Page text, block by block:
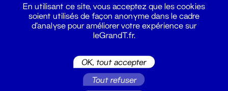
En utilisant ce site, vous acceptez que les cookies
soient utilisés de façon anonyme dans le cadre
d'analyse pour améliorer votre expérience sur
leGrandT.fr.
OK, tout accepter
Tout refuser